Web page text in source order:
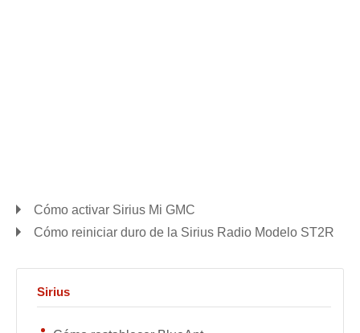
Cómo activar Sirius Mi GMC
Cómo reiniciar duro de la Sirius Radio Modelo ST2R
Sirius